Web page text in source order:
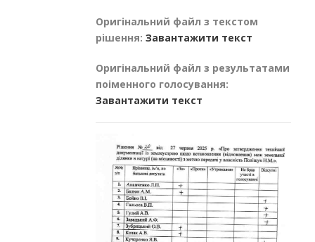
Оригінальний файл з текстом
рішення: Завантажити текст
Оригінальний файл з результатами
поіменного голосування:
Завантажити текст